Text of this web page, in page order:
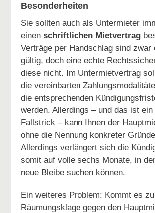
Besonderheiten
Sie sollten auch als Untermieter
einenschriftlichen Mietvertrag
Verträge per Handschlag sind zwar
gültig, doch eine echte
diese nicht. Im Untermietvertrag
die vereinbarten
die entsprechenden
werden. Allerdings – und das ist ein
Fallstrick – kann Ihnen der
ohne die Nennung konkreter
Allerdings verlängert sich die
somit auf volle sechs Monate, in
neue Bleibe suchen können.
Ein weiteres Problem: Kommt es
Räumungsklage gegen den